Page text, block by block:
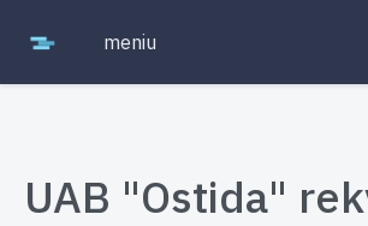
meniu
UAB "Ostida"